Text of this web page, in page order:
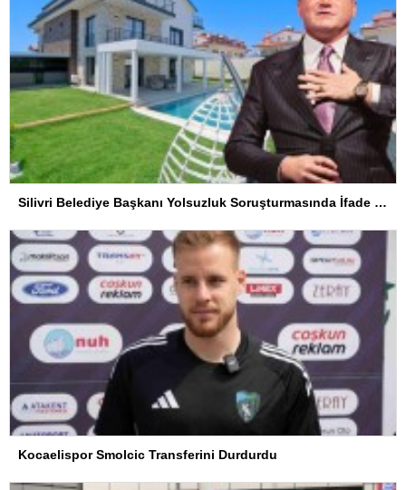
Silivri Belediye Başkanı Yolsuzluk Soruşturmasında İfade Verdi
Kocaelispor Smolcic Transferini Durdurdu